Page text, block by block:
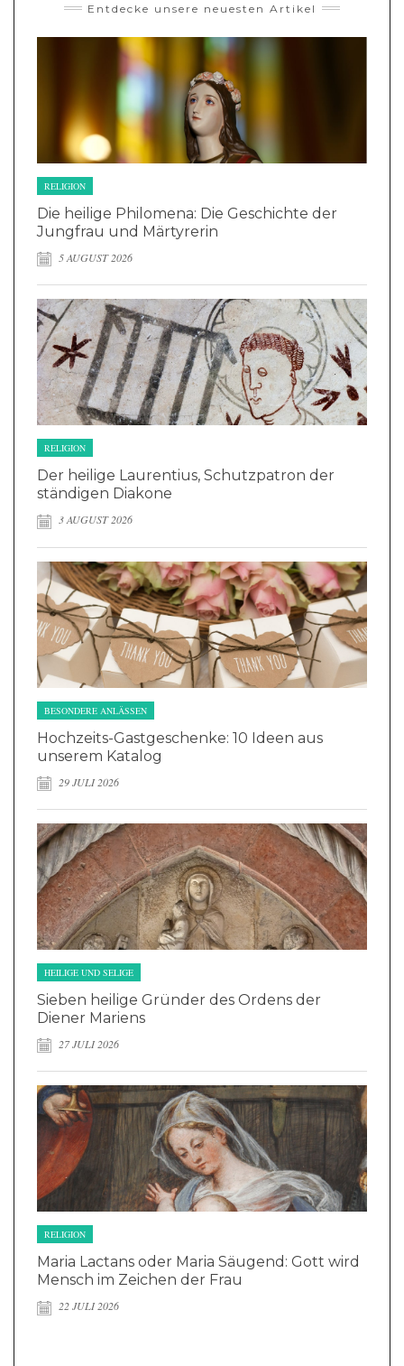
Entdecke unsere neuesten Artikel
RELIGION
Die heilige Philomena: Die Geschichte der
Jungfrau und Märtyrerin
5 AUGUST 2026
RELIGION
Der heilige Laurentius, Schutzpatron der
ständigen Diakone
3 AUGUST 2026
BESONDERE ANLÄSSEN
Hochzeits-Gastgeschenke: 10 Ideen aus
unserem Katalog
29 JULI 2026
HEILIGE UND SELIGE
Sieben heilige Gründer des Ordens der
Diener Mariens
27 JULI 2026
RELIGION
Maria Lactans oder Maria Säugend: Gott wird
Mensch im Zeichen der Frau
22 JULI 2026